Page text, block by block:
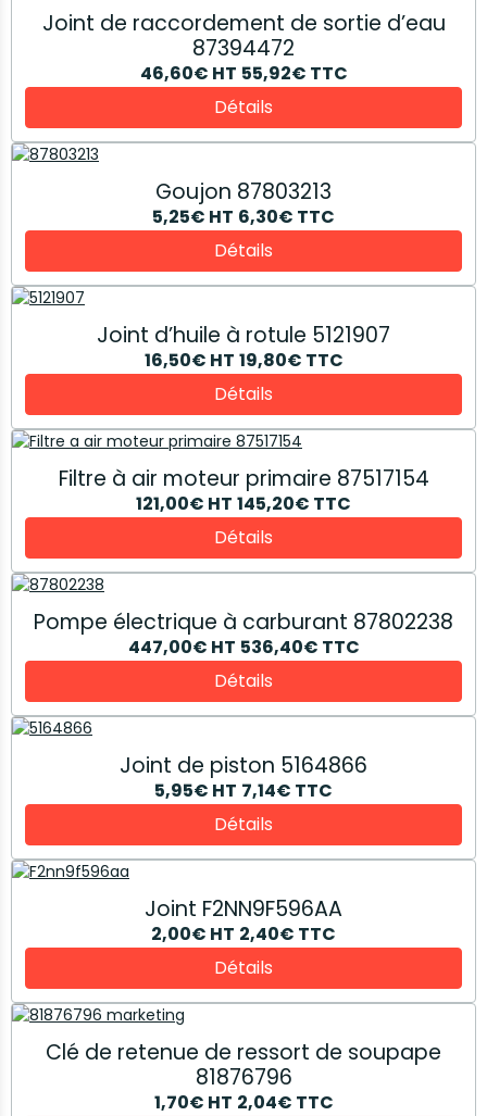
Joint de raccordement de sortie d’eau
87394472
46,60€ HT 55,92€ TTC
Détails
Goujon 87803213
5,25€ HT 6,30€ TTC
Détails
Joint d’huile à rotule 5121907
16,50€ HT 19,80€ TTC
Détails
Filtre à air moteur primaire 87517154
121,00€ HT 145,20€ TTC
Détails
Pompe électrique à carburant 87802238
447,00€ HT 536,40€ TTC
Détails
Joint de piston 5164866
5,95€ HT 7,14€ TTC
Détails
Joint F2NN9F596AA
2,00€ HT 2,40€ TTC
Détails
Clé de retenue de ressort de soupape
81876796
1,70€ HT 2,04€ TTC